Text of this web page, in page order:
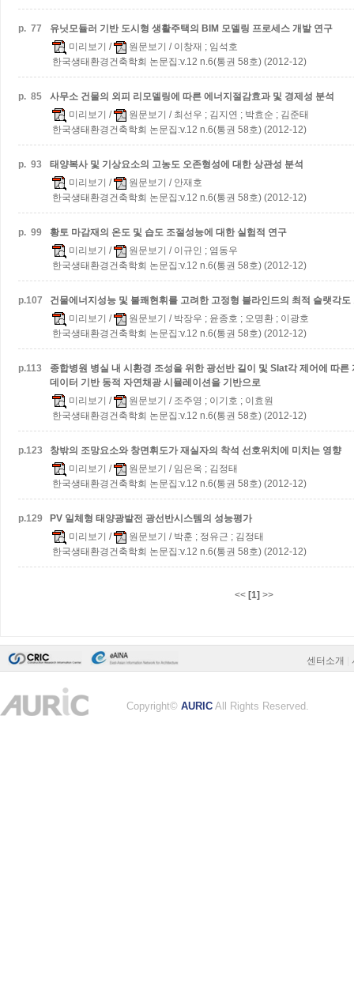
p. 77
유닛모듈러 기반 도시형 생활주택의 BIM 모델링 프로세스 개발 연구
미리보기 / 원문보기 / 이창재 ; 임석호
한국생태환경건축학회 논문집:v.12 n.6(통권 58호) (2012-12)
p. 85
사무소 건물의 외피 리모델링에 따른 에너지절감효과 및 경제성 분석
미리보기 / 원문보기 / 최선우 ; 김지연 ; 박효순 ; 김준태
한국생태환경건축학회 논문집:v.12 n.6(통권 58호) (2012-12)
p. 93
태양복사 및 기상요소의 고농도 오존형성에 대한 상관성 분석
미리보기 / 원문보기 / 안재호
한국생태환경건축학회 논문집:v.12 n.6(통권 58호) (2012-12)
p. 99
황토 마감재의 온도 및 습도 조절성능에 대한 실험적 연구
미리보기 / 원문보기 / 이규인 ; 염동우
한국생태환경건축학회 논문집:v.12 n.6(통권 58호) (2012-12)
p.107
건물에너지성능 및 불쾌현휘를 고려한 고정형 블라인드의 최적 슬랫각
미리보기 / 원문보기 / 박장우 ; 윤종호 ; 오명환 ; 이광호
한국생태환경건축학회 논문집:v.12 n.6(통권 58호) (2012-12)
p.113
종합병원 병실 내 시환경 조성을 위한 광선반 길이 및 Slat각 제어에 따
데이터 기반 동적 자연채광 시뮬레이션을 기반으로
미리보기 / 원문보기 / 조주영 ; 이기호 ; 이효원
한국생태환경건축학회 논문집:v.12 n.6(통권 58호) (2012-12)
p.123
창밖의 조망요소와 창면휘도가 재실자의 착석 선호위치에 미치는 영향
미리보기 / 원문보기 / 임은옥 ; 김정태
한국생태환경건축학회 논문집:v.12 n.6(통권 58호) (2012-12)
p.129
PV 일체형 태양광발전 광선반시스템의 성능평가
미리보기 / 원문보기 / 박훈 ; 정유근 ; 김정태
한국생태환경건축학회 논문집:v.12 n.6(통권 58호) (2012-12)
<< [1] >>
센터소개
Copyright© AURIC All Rights Reserved.